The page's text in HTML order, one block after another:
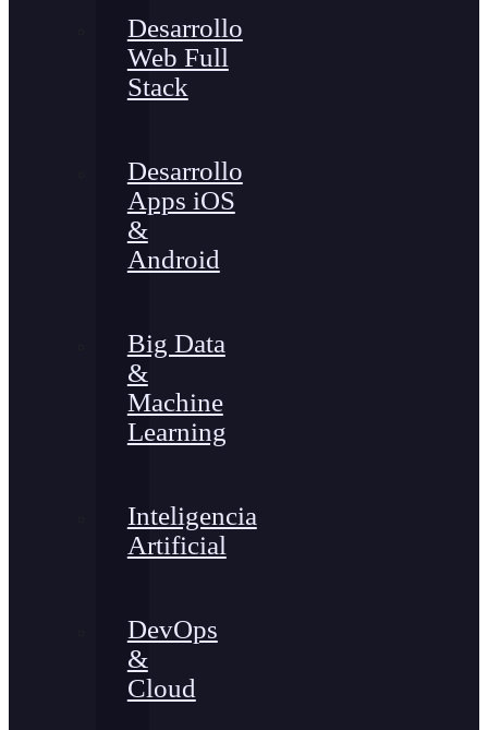
Desarrollo
Web Full
Stack
Desarrollo
Apps iOS
&
Android
Big Data
&
Machine
Learning
Inteligencia
Artificial
DevOps
&
Cloud